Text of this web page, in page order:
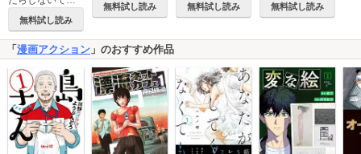
無料試し読み
無料試し読み 無料試し読み 無料試し読み
「漫画アクション 」のおすすめ作品